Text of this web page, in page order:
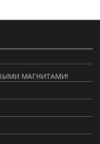
МАГНИТАМИ!